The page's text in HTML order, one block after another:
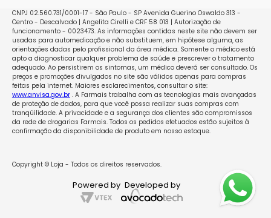
CNPJ 02.560.731/0001-17 - São Paulo - SP Avenida Guerino Oswaldo 313 -
Centro - Descalvado | Angelita Cirelli e CRF 58 013 | Autorização de
funcionamento - 0023473. As informações contidas neste site não devem ser
usadas para automedicação e não substituem, em hipótese alguma, as
orientações dadas pelo profissional da área médica. Somente o médico está
apto a diagnosticar qualquer problema de saúde e prescrever o tratamento
adequado. Ao persistirem os sintomas, um médico deverá ser consultado. Os
preços e promoções divulgados no site são válidos apenas para compras
feitas pela internet. Maiores esclarecimentos, consultar o site:
www.anvisa.gov.br. A Farmais trabalha com as tecnologias mais avançadas
de proteção de dados, para que você possa realizar suas compras com
tranqüilidade. A privacidade e a segurança dos clientes são compromissos
da rede de drogarias Farmais. Todos os pedidos efetuados estão sujeitos à
confirmação da disponibilidade de produto em nosso estoque.
Copyright © Loja - Todos os direitos reservados.
Powered by Developed by